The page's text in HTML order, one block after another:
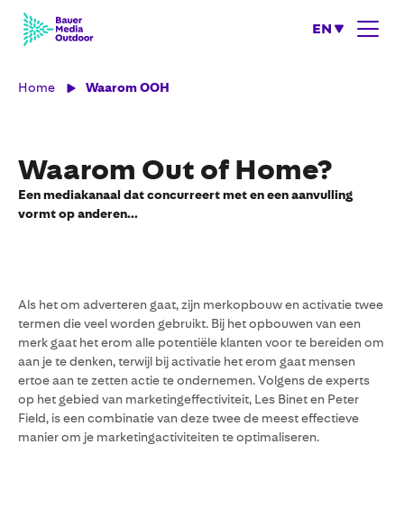
EN
Home Waarom OOH
Waarom Out of Home?
Een mediakanaal dat concurreert met en een aanvulling
vormt op anderen...
Als het om adverteren gaat, zijn merkopbouw en activatie twee
termen die veel worden gebruikt. Bij het opbouwen van een
merk gaat het erom alle potentiële klanten voor te bereiden om
aan je te denken, terwijl bij activatie het erom gaat mensen
ertoe aan te zetten actie te ondernemen. Volgens de experts
op het gebied van marketingeffectiviteit, Les Binet en Peter
Field, is een combinatie van deze twee de meest effectieve
manier om je marketingactiviteiten te optimaliseren.